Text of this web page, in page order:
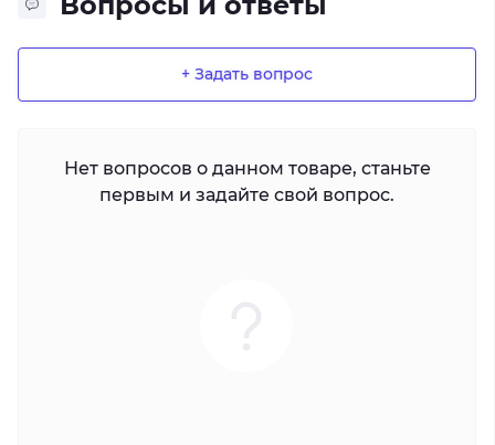
+ Задать вопрос
Нет вопросов о данном товаре, станьте
первым и задайте свой вопрос.